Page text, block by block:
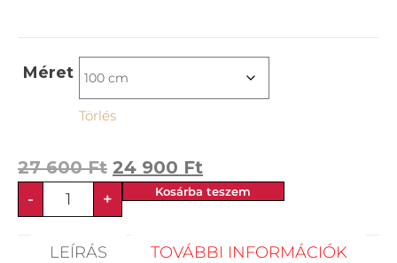
Méret
Törlés
27 600Ft 24 900 Ft
- + Kosárba teszem
LEÍRÁS TOVÁBBI INFORMÁCIÓK